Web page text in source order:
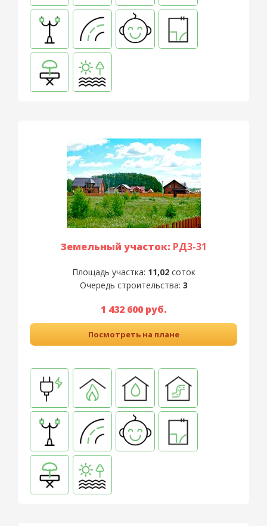
Земельный участок: РД3-31
Площадь участка: 11,02соток
Очередь строительства: 3
1 432 600 руб.
Посмотреть на плане